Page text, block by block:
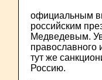
официальным
российским
Медведевым.
православного
тут же
Россию.